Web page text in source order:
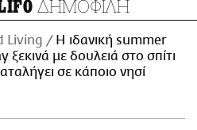
ΔΗΜΟΦΙΛΗ
Living
Η ιδανική summer
ξεκινά με δουλειά στο σπίτι
σε κάποιο νησί